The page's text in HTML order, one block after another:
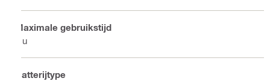
Maximale gebruikstijd
8 u
Batterijtype